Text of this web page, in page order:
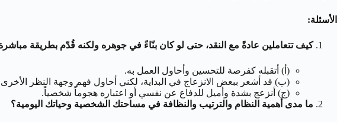
الأسئلة:
كيف تتعاملين عادةً مع النقد، حتى لو كان بنّاءً في جوهره ولكنه قُدّم بطريقة
(أ) أتقبله كفرصة للتحسين وأحاول العمل به.
(ب) قد أشعر ببعض الانزعاج في البداية، لكني أحاول فهم وجهة النظر
(ج) أنزعج بشدة وأميل للدفاع عن نفسي أو اعتباره هجوماً شخصياً.
ما مدى أهمية النظام والترتيب والنظافة في مساحتك الشخصية وحياتك اليومية؟